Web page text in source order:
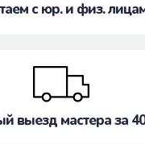
с юр. и физ.
выезд мастера за